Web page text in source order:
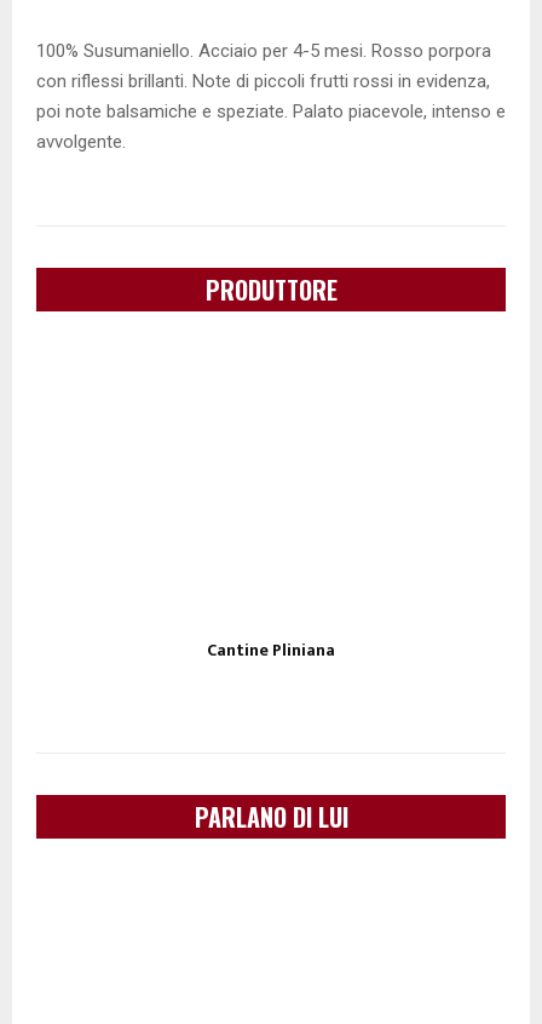
100% Susumaniello. Acciaio per 4-5 mesi. Rosso porpora
con riflessi brillanti. Note di piccoli frutti rossi in evidenza,
poi note balsamiche e speziate. Palato piacevole, intenso e
avvolgente.
PRODUTTORE
Cantine Pliniana
PARLANO DI LUI